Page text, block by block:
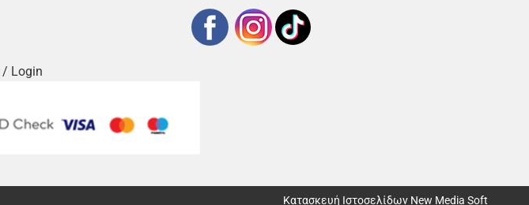
/ Login
Κατασκευή Ιστοσελίδων New Media Soft